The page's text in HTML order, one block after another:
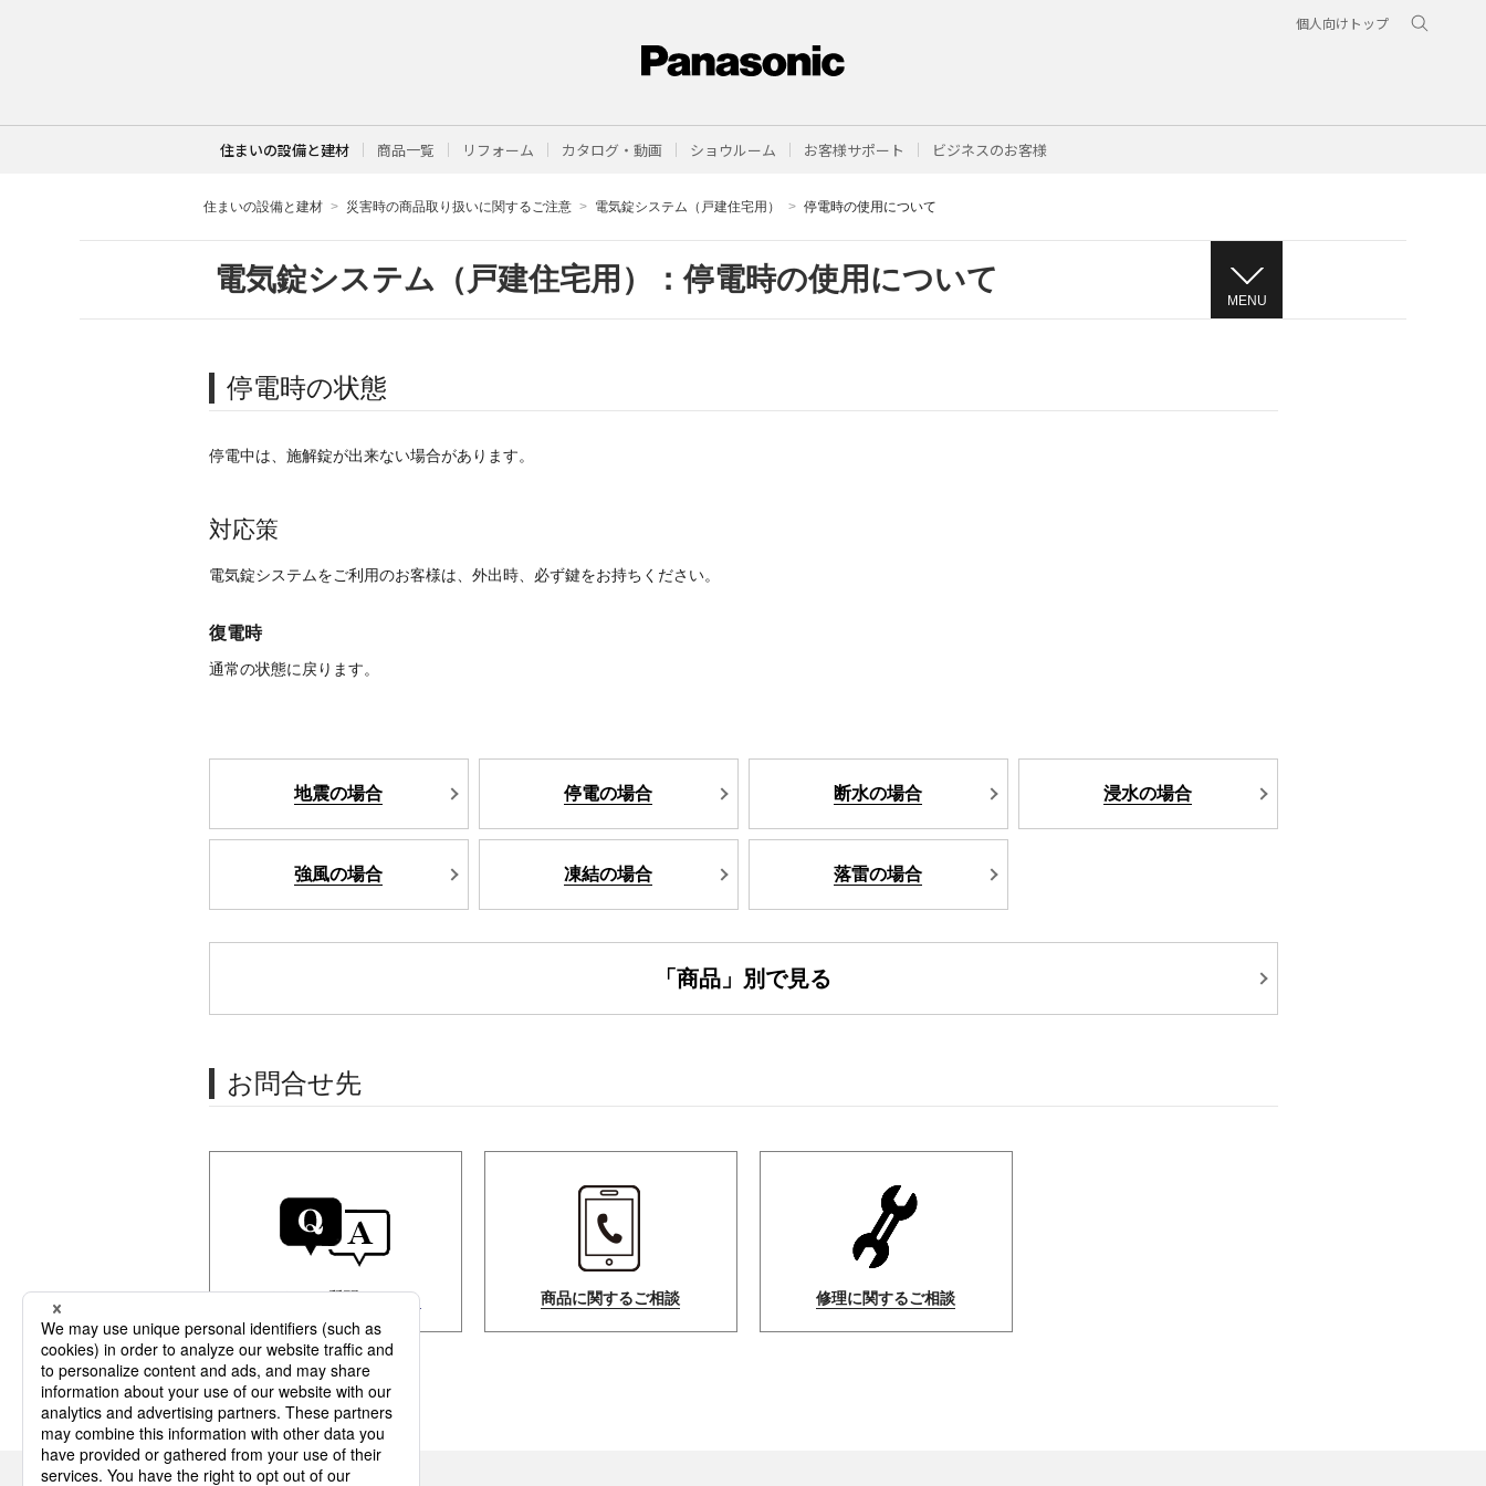
個人向けトップ
住まいの設備と建材 商品一覧 リフォーム カタログ・動画 ショウルーム お客様サポート ビジネスのお客様
住まいの設備と建材 災害時の商品取り扱いに関するご注意 電気錠システム（戸建住宅用） 停電時の使用について
電気錠システム（戸建住宅用）：停電時の使用について
MENU
停電時の状態
停電中は、施解錠が出来ない場合があります。
対応策
電気錠システムをご利用のお客様は、外出時、必ず鍵をお持ちください。
復電時
通常の状態に戻ります。
地震の場合 停電の場合 断水の場合 浸水の場合
強風の場合 凍結の場合 落雷の場合
「商品」別で見る
お問合せ先
よくあるご質問（FAQ） 商品に関するご相談 修理に関するご相談